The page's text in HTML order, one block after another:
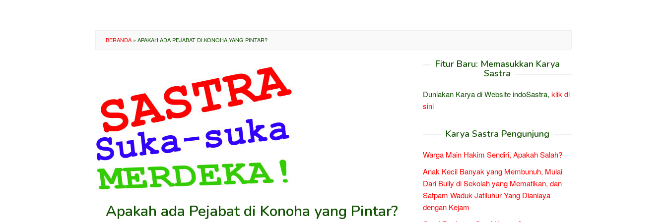
BERANDA » APAKAH ADA PEJABAT DI KONOHA YANG PINTAR?
Apakah ada Pejabat di Konoha yang Pintar?
Fitur Baru: Memasukkan Karya
Sastra
Duniakan Karya di Website indoSastra, klik di
sini
Karya Sastra Pengunjung
Warga Main Hakim Sendiri, Apakah Salah?
Anak Kecil Banyak yang Membunuh, Mulai
Dari Bully di Sekolah yang Mematikan, dan
Satpam Waduk Jatiluhur Yang Dianiaya
dengan Kejam